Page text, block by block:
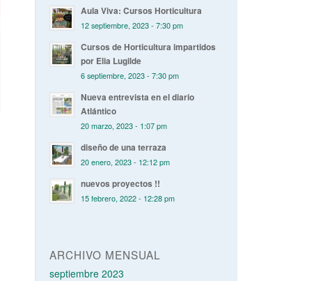
Aula Viva: Cursos Horticultura
12 septiembre, 2023 - 7:30 pm
Cursos de Horticultura impartidos
por Elia Lugilde
6 septiembre, 2023 - 7:30 pm
Nueva entrevista en el diario
Atlántico
20 marzo, 2023 - 1:07 pm
diseño de una terraza
20 enero, 2023 - 12:12 pm
nuevos proyectos !!
15 febrero, 2022 - 12:28 pm
ARCHIVO MENSUAL
septiembre 2023